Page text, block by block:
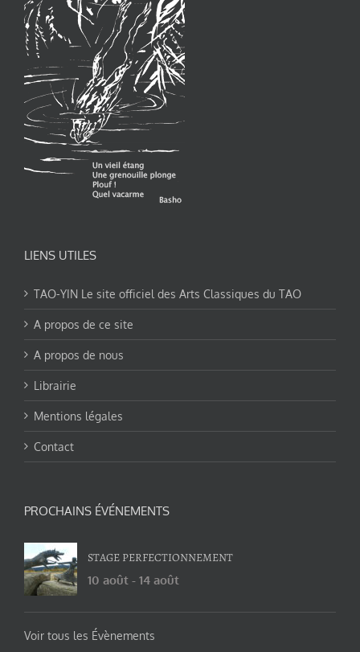
LIENS UTILES
TAO-YIN Le site officiel des Arts Classiques du TAO
A propos de ce site
A propos de nous
Librairie
Mentions légales
Contact
PROCHAINS ÉVÉNEMENTS
STAGE PERFECTIONNEMENT
10 août - 14 août
Voir tous les Évènements